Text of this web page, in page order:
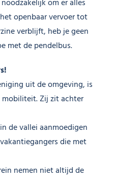
om er alles
openbaar vervoer tot
verblijft, heb je geen
met de pendelbus.
uit de omgeving, is
Zij zit achter
de vallei aanmoedigen
die met
nemen niet altijd de